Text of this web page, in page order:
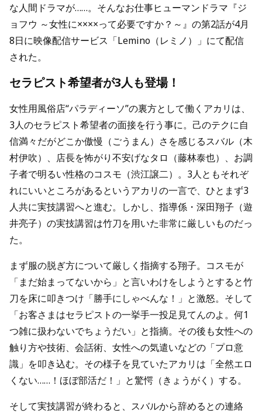
な人間ドラマが……。そんなお仕事ヒューマンドラマ『ジ
ョフウ ～女性に××××って必要ですか？～』の第2話が4月
8日に映像配信サービス「Lemino（レミノ）」にて配信
された。
セラピスト希望者が3人も登場！
女性用風俗店“パラディーソ”の裏方として働くアカリは、
3人のセラピスト希望者の面接を行う事に。己のテクに自
信満々だがどこか傲慢（ごうまん）さを感じるスバル（木
村伊吹）、店長を怖がり不安げなタロ（藤林泰也）、お調
子者で明るい性格のコスモ（渋江譲二）。3人ともそれぞ
れにいいところがあるというアカリの一言で、ひとまず3
人共に実技講習へと進む。しかし、指導係・深田翔子（遊
井亮子）の実技講習は竹刀を用いた非常に厳しいものだっ
た。
まず服の脱ぎ方について厳しく指摘する翔子。コスモが
「まだ始まってないから」と言いわけをしようとすると竹
刀を床に叩きつけ「勝手にしゃべんな！」と激怒。そして
「お客さまはセラピストの一挙手一投足見てんのよ。何1
つ雑に扱わないでちょうだい」と指摘。その後も女性への
触り方や技術、会話術、女性への気遣いなどの「プロ意
識」を叩き込む。その様子を見ていたアカリは「全然エロ
くない……！ほぼ部活だ！」と驚愕（きょうがく）する。
そして実技講習が終わると、スバルから辞めるとの連絡